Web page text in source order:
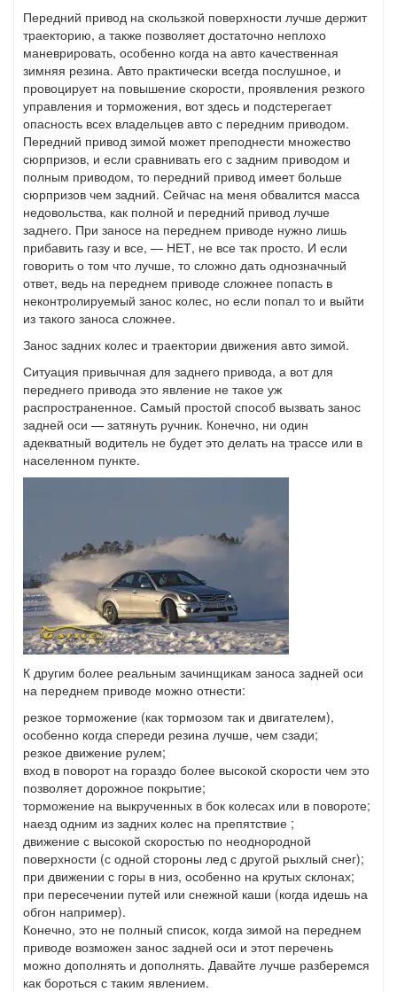
Передний привод на скользкой поверхности лучше держит
траекторию, а также позволяет достаточно неплохо
маневрировать, особенно когда на авто качественная
зимняя резина. Авто практически всегда послушное, и
провоцирует на повышение скорости, проявления резкого
управления и торможения, вот здесь и подстерегает
опасность всех владельцев авто с передним приводом.
Передний привод зимой может преподнести множество
сюрпризов, и если сравнивать его с задним приводом и
полным приводом, то передний привод имеет больше
сюрпризов чем задний. Сейчас на меня обвалится масса
недовольства, как полной и передний привод лучше
заднего. При заносе на переднем приводе нужно лишь
прибавить газу и все, — НЕТ, не все так просто. И если
говорить о том что лучше, то сложно дать однозначный
ответ, ведь на переднем приводе сложнее попасть в
неконтролируемый занос колес, но если попал то и выйти
из такого заноса сложнее.
Занос задних колес и траектории движения авто зимой.
Ситуация привычная для заднего привода, а вот для
переднего привода это явление не такое уж
распространенное. Самый простой способ вызвать занос
задней оси — затянуть ручник. Конечно, ни один
адекватный водитель не будет это делать на трассе или в
населенном пункте.
К другим более реальным зачинщикам заноса задней оси
на переднем приводе можно отнести:
резкое торможение (как тормозом так и двигателем),
особенно когда спереди резина лучше, чем сзади;
резкое движение рулем;
вход в поворот на гораздо более высокой скорости чем это
позволяет дорожное покрытие;
торможение на выкрученных в бок колесах или в повороте;
наезд одним из задних колес на препятствие ;
движение с высокой скоростью по неоднородной
поверхности (с одной стороны лед с другой рыхлый снег);
при движении с горы в низ, особенно на крутых склонах;
при пересечении путей или снежной каши (когда идешь на
обгон например).
Конечно, это не полный список, когда зимой на переднем
приводе возможен занос задней оси и этот перечень
можно дополнять и дополнять. Давайте лучше разберемся
как бороться с таким явлением.